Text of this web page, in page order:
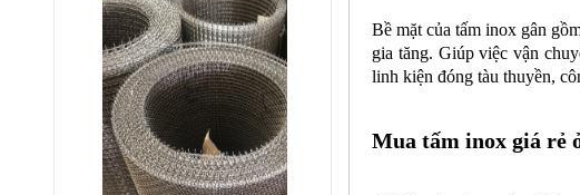
Bề mặt của tấm inox gân
gia tăng. Giúp việc vận
linh kiện đóng tàu thuyền,
Mua tấm inox giá rẻ